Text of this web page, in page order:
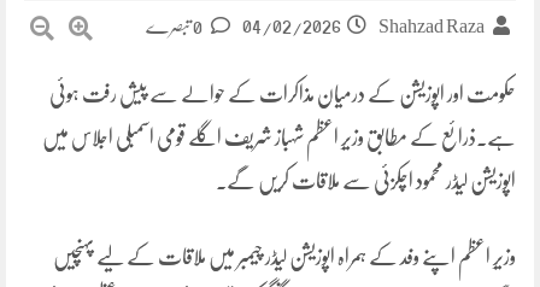
Shahzad Raza
04/02/2026
حکومت اور اپوزیشن کے درمیان مذاکرات کے حوالے سے پیش رفت ہوئی
ہے۔ذرائع کے مطابق وزیرِ اعظم شہباز شریف اگلے قومی اسمبلی اجلاس میں
اپوزیشن لیڈر محمود اچکزئی سے ملاقات کریں گے۔
وزیرِ اعظم اپنے وفد کے ہمراہ اپوزیشن لیڈر چیمبر میں ملاقات کے لیے پہنچیں